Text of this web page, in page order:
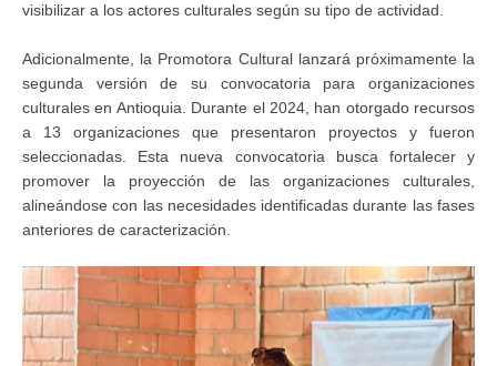
visibilizar a los actores culturales según su tipo de actividad.
Adicionalmente, la Promotora Cultural lanzará próximamente la
segunda versión de su convocatoria para organizaciones
culturales en Antioquia. Durante el 2024, han otorgado recursos
a 13 organizaciones que presentaron proyectos y fueron
seleccionadas. Esta nueva convocatoria busca fortalecer y
promover la proyección de las organizaciones culturales,
alineándose con las necesidades identificadas durante las fases
anteriores de caracterización.